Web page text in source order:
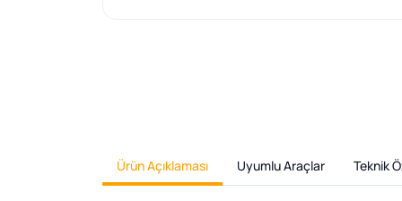
Ürün Açıklaması Uyumlu Araçlar Teknik